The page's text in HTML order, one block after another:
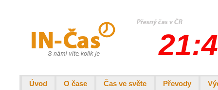
Úvod O čase Čas ve světe Převody